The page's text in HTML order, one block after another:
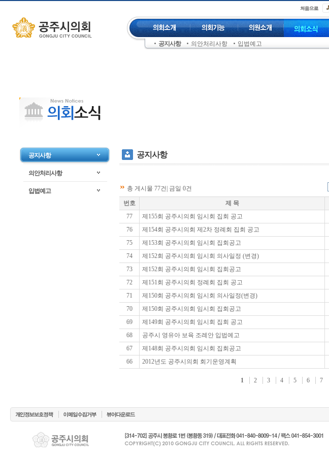
주메뉴 건너뛰기
공지사항 의안처리사항 입법예고
좌측메뉴 건너뛰기
공지사항
의안처리사항
입법예고
공지사항
총 게시물 77건| 금일 0건
번호 제 목
77
제155회 공주시의회 임시회 집회 공고
76
제154회 공주시의회 제2차 정례회 집회 공고
75
제153회 공주시의회 임시회 집회공고
74
제152회 공주시의회 임시회 의사일정 (변경)
73
제152회 공주시의회 임시회 집회공고
72
제151회 공주시의회 정례회 집회 공고
71
제150회 공주시의회 임시회 의사일정(변경)
70
제150회 공주시의회 임시회 집회공고
69
제149회 공주시의회 임시회 집회 공고
68
공주시 영유아 보육 조례안 입법예고
67
제148회 공주시의회 임시회 집회공고
66
2012년도 공주시의회 회기운영계획
1 2 3 4 5 6 7